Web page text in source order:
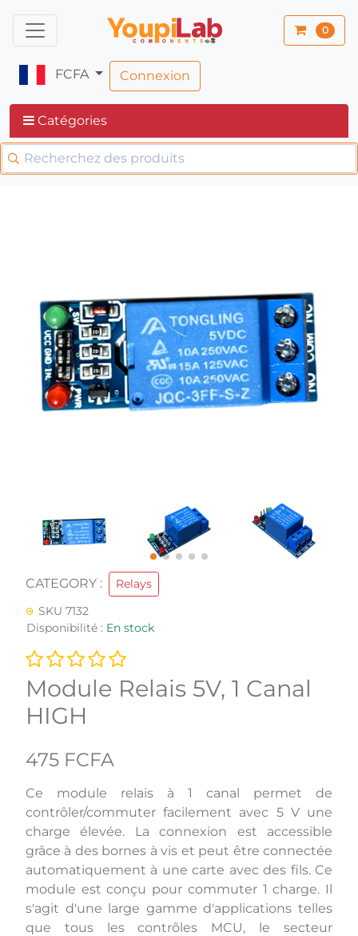
0
FCFA Connexion
Catégories
CATEGORY :
Relays
SKU 7132
Disponibilité : En stock
Module Relais 5V, 1 Canal
HIGH
475 FCFA
Ce module relais à 1 canal permet de
contrôler/commuter facilement avec 5 V une
charge élevée. La connexion est accessible
grâce à des bornes à vis et peut être connectée
automatiquement à une carte avec des fils. Ce
module est conçu pour commuter 1 charge. Il
s'agit d'une large gamme d'applications telles
que tous les contrôles MCU, le secteur